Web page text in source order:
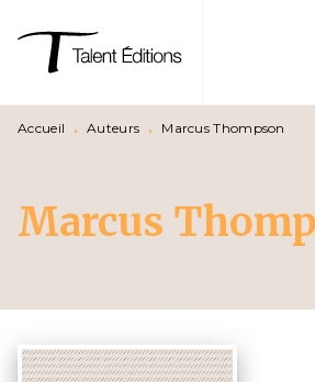
MENU
PIED DE PAGE
Accueil • Auteurs • Marcus Thompson
Marcus